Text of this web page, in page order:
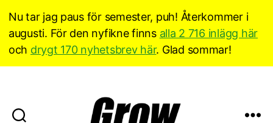
Nu tar jag paus för semester, puh! Återkommer i
augusti. För den nyfikne finns alla 2 716 inlägg här
och drygt 170 nyhetsbrev här. Glad sommar!